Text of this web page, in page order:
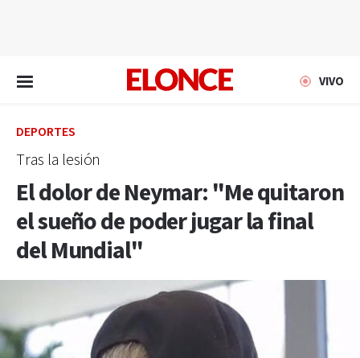
VIVO
DEPORTES
Tras la lesión
El dolor de Neymar: "Me quitaron
el sueño de poder jugar la final
del Mundial"